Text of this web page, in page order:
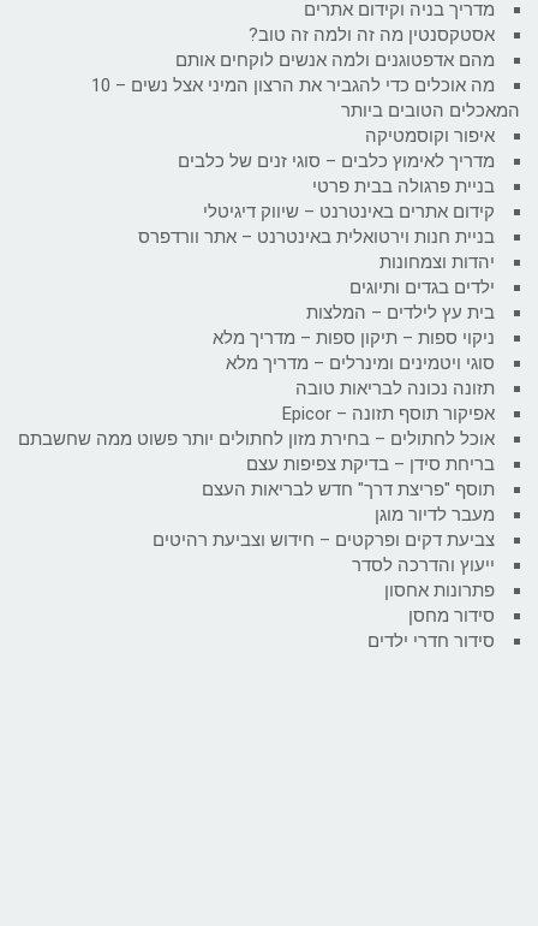
מדריך בניה וקידום אתרים
אסטקסנטין מה זה ולמה זה טוב?
מהם אדפטוגנים ולמה אנשים לוקחים אותם
מה אוכלים כדי להגביר את הרצון המיני אצל נשים – 10
המאכלים הטובים ביותר
איפור וקוסמטיקה
מדריך לאימוץ כלבים – סוגי זנים של כלבים
בניית פרגולה בבית פרטי
קידום אתרים באינטרנט – שיווק דיגיטלי
בניית חנות וירטואלית באינטרנט – אתר וורדפרס
יהדות וצמחונות
ילדים בגדים ותיוגים
בית עץ לילדים – המלצות
ניקוי ספות – תיקון ספות – מדריך מלא
סוגי ויטמינים ומינרלים – מדריך מלא
תזונה נכונה לבריאות טובה
אפיקור תוסף תזונה – Epicor
אוכל לחתולים – בחירת מזון לחתולים יותר פשוט ממה שחשבתם
בריחת סידן – בדיקת צפיפות עצם
תוסף "פריצת דרך" חדש לבריאות העצם
מעבר לדיור מוגן
צביעת דקים ופרקטים – חידוש וצביעת רהיטים
ייעוץ והדרכה לסדר
פתרונות אחסון
סידור מחסן
סידור חדרי ילדים